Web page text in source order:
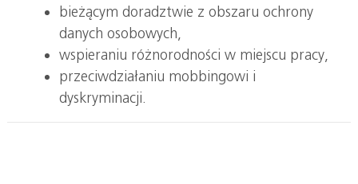
bieżącym doradztwie z obszaru ochrony
danych osobowych,
wspieraniu różnorodności w miejscu pracy,
przeciwdziałaniu mobbingowi i
dyskryminacji.